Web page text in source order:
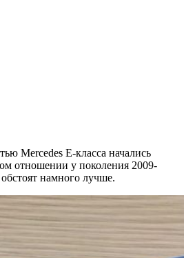
Mercedes E-класса начались
отношении у поколения 2009-
намного лучше.